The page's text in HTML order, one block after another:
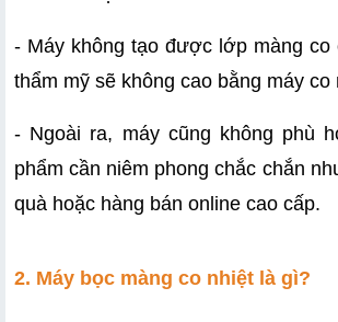
- Máy không tạo được lớp màng co
thẩm mỹ sẽ không cao bằng máy co
- Ngoài ra, máy cũng không phù
phẩm cần niêm phong chắc chắn
quà hoặc hàng bán online cao cấp.
2. Máy bọc màng co nhiệt là gì?